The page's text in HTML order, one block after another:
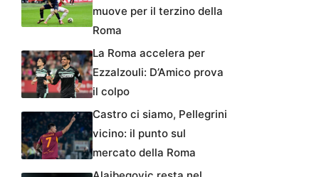
muove per il terzino della
Roma
La Roma accelera per
Ezzalzouli: D’Amico prova
il colpo
Castro ci siamo, Pellegrini
vicino: il punto sul
mercato della Roma